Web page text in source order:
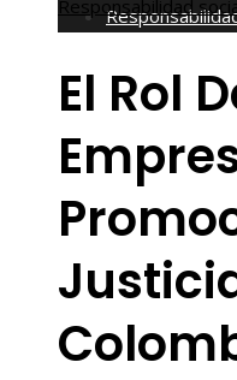
Responsabilidad
El Rol